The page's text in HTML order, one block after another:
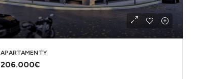
APARTAMENTY
206.000€